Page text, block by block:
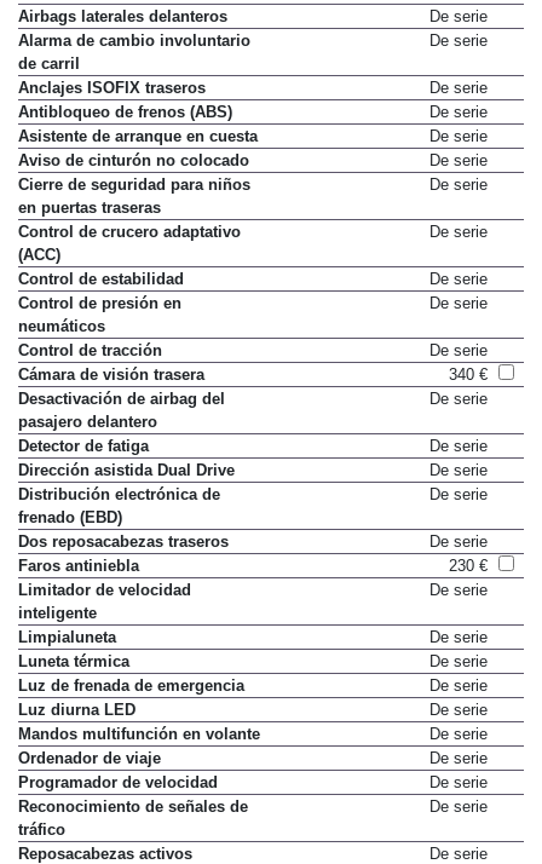
Airbags laterales delanteros
De serie
Alarma de cambio involuntario
de carril
De serie
Anclajes ISOFIX traseros
De serie
Antibloqueo de frenos (ABS)
De serie
Asistente de arranque en cuesta
De serie
Aviso de cinturón no colocado
De serie
Cierre de seguridad para niños
en puertas traseras
De serie
Control de crucero adaptativo
(ACC)
De serie
Control de estabilidad
De serie
Control de presión en
neumáticos
De serie
Control de tracción
De serie
Cámara de visión trasera
340 €
Desactivación de airbag del
pasajero delantero
De serie
Detector de fatiga
De serie
Dirección asistida Dual Drive
De serie
Distribución electrónica de
frenado (EBD)
De serie
Dos reposacabezas traseros
De serie
Faros antiniebla
230 €
Limitador de velocidad
inteligente
De serie
Limpialuneta
De serie
Luneta térmica
De serie
Luz de frenada de emergencia
De serie
Luz diurna LED
De serie
Mandos multifunción en volante
De serie
Ordenador de viaje
De serie
Programador de velocidad
De serie
Reconocimiento de señales de
tráfico
De serie
Reposacabezas activos
De serie